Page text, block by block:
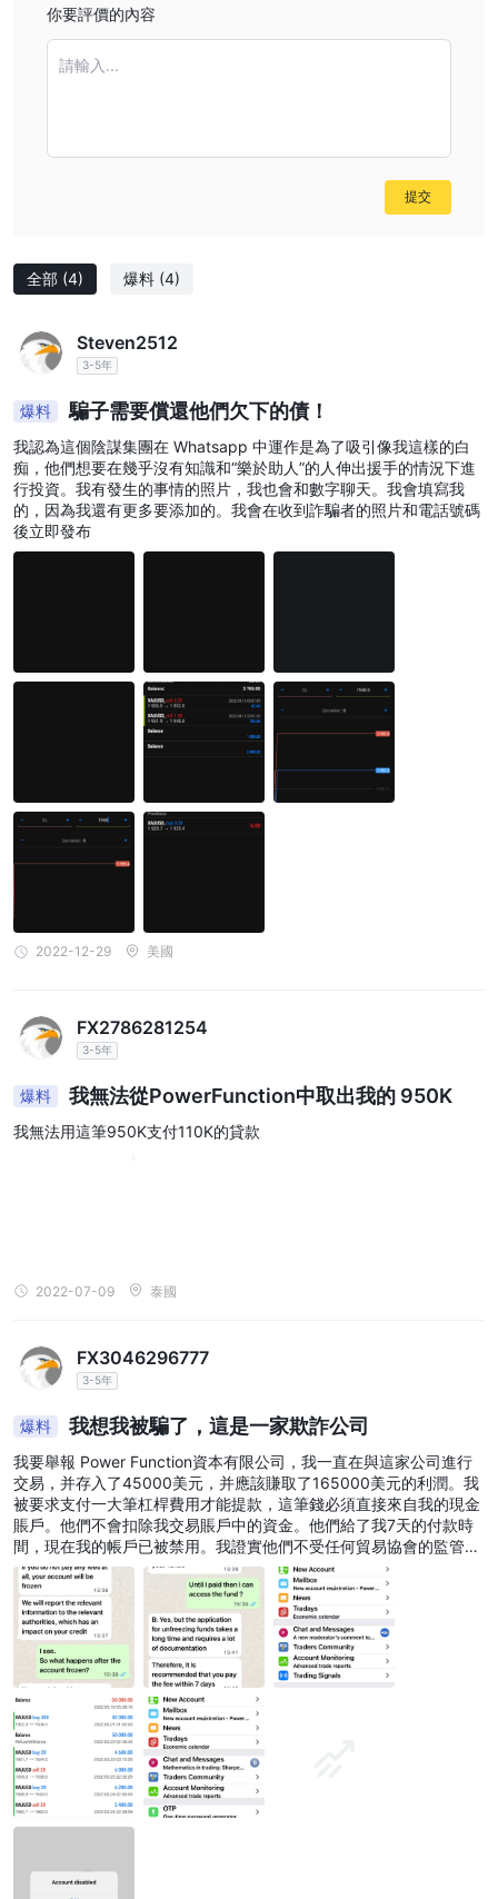
全部 (4) 爆料 (4)
Steven2512
3-5年
爆料 騙子需要償還他們欠下的債！
我認為這個陰謀集團在 Whatsapp 中運作是為了吸引像我這樣的白
痴，他們想要在幾乎沒有知識和“樂於助人”的人伸出援手的情況下進
行投資。我有發生的事情的照片，我也會和數字聊天。我會填寫我
的，因為我還有更多要添加的。我會在收到詐騙者的照片和電話號碼
後立即發布
2022-12-29 美國
FX2786281254
3-5年
爆料 我無法從PowerFunction中取出我的 950K
我無法用這筆950K支付110K的貸款
2022-07-09 泰國
FX3046296777
3-5年
爆料 我想我被騙了，這是一家欺詐公司
我要舉報 Power Function資本有限公司，我一直在與這家公司進行
交易，并存入了45000美元，并應該賺取了165000美元的利潤。我
被要求支付一大筆杠桿費用才能提款，這筆錢必須直接來自我的現金
賬戶。他們不會扣除我交易賬戶中的資金。他們給了我7天的付款時
間，現在我的帳戶已被禁用。我證實他們不受任何貿易協會的監管。
網站不清楚，缺少信息……我很無助，但仍然希望一些當局能夠阻止
這家公司收錢并盡快揭露他們
你要評價的內容
請輸入...
提交